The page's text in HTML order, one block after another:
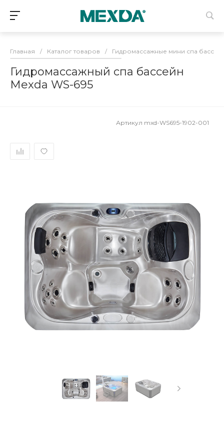
Главная / Каталог товаров / Гидромассажные мини спа
Гидромассажный спа бассейн
Mexda WS-695
Артикул mxd-WS695-1902-001